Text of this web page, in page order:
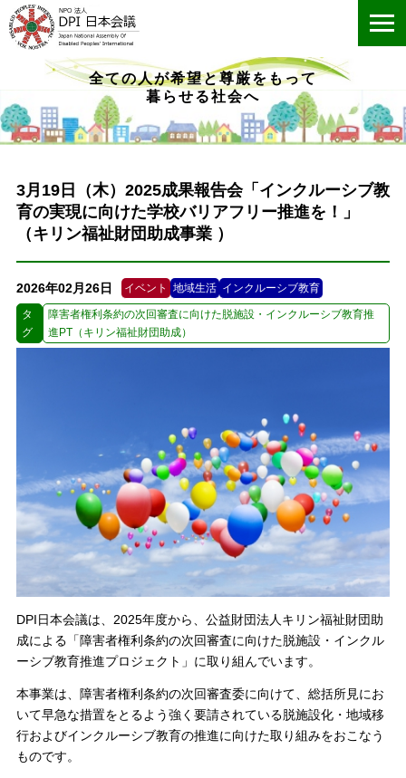
全ての人が希望と尊厳をもって
暮らせる社会へ
3月19日（木）2025成果報告会「インクルーシブ教
育の実現に向けた学校バリアフリー推進を！」
（キリン福祉財団助成事業 ）
2026年02月26日 イベント 地域生活 インクルーシブ教育
タ
グ
障害者権利条約の次回審査に向けた脱施設・インクルーシブ教育推
進PT（キリン福祉財団助成）
DPI日本会議は、2025年度から、公益財団法人キリン福祉財団助
成による「障害者権利条約の次回審査に向けた脱施設・インクル
ーシブ教育推進プロジェクト」に取り組んでいます。
本事業は、障害者権利条約の次回審査委に向けて、総括所見にお
いて早急な措置をとるよう強く要請されている脱施設化・地域移
行およびインクルーシブ教育の推進に向けた取り組みをおこなう
ものです。